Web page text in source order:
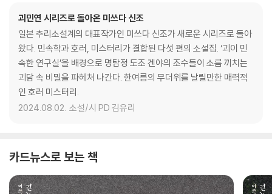
괴민연 시리즈로 돌아온 미쓰다 신조
일본 추리소설계의 대표작가인 미쓰다 신조가 새로운 시리즈로 돌아
왔다. 민속학과 호러, 미스터리가 결합된 다섯 편의 소설집. ‘괴이 민
속한 연구실’을 배경으로 명탐정 도조 겐야의 조수들이 소름 끼치는
괴담 속 비밀을 파헤쳐 나간다. 한여름의 무더위를 날릴만한 매력적
인 호러 미스터리.
2024.08.02. 소설/시 PD 김유리
카드뉴스로 보는 책